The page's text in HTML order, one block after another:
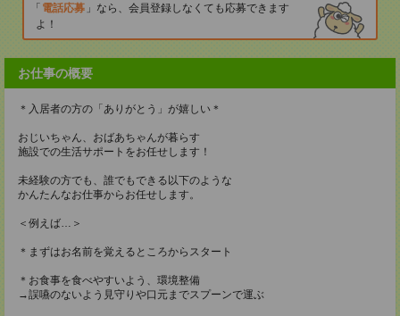
電話応募
なら、会員登録しなくても応募できます
よ！
お仕事の概要
＊入居者の方の「ありがとう」が嬉しい＊
おじいちゃん、おばあちゃんが暮らす
施設での生活サポートをお任せします！
未経験の方でも、誰でもできる以下のような
かんたんなお仕事からお任せします。
＜例えば…＞
＊まずはお名前を覚えるところからスタート
＊お食事を食べやすいよう、環境整備
→誤嚥のないよう見守りや口元までスプーンで運ぶ